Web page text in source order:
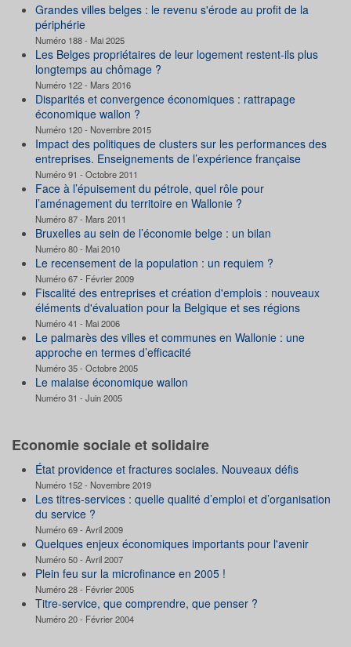
Grandes villes belges : le revenu s'érode au profit de la
périphérie
Numéro 188 - Mai 2025
Les Belges propriétaires de leur logement restent-ils plus
longtemps au chômage ?
Numéro 122 - Mars 2016
Disparités et convergence économiques : rattrapage
économique wallon ?
Numéro 120 - Novembre 2015
Impact des politiques de clusters sur les performances des
entreprises. Enseignements de l’expérience française
Numéro 91 - Octobre 2011
Face à l’épuisement du pétrole, quel rôle pour
l’aménagement du territoire en Wallonie ?
Numéro 87 - Mars 2011
Bruxelles au sein de l’économie belge : un bilan
Numéro 80 - Mai 2010
Le recensement de la population : un requiem ?
Numéro 67 - Février 2009
Fiscalité des entreprises et création d'emplois : nouveaux
éléments d'évaluation pour la Belgique et ses régions
Numéro 41 - Mai 2006
Le palmarès des villes et communes en Wallonie : une
approche en termes d’efficacité
Numéro 35 - Octobre 2005
Le malaise économique wallon
Numéro 31 - Juin 2005
Economie sociale et solidaire
État providence et fractures sociales. Nouveaux défis
Numéro 152 - Novembre 2019
Les titres-services : quelle qualité d’emploi et d’organisation
du service ?
Numéro 69 - Avril 2009
Quelques enjeux économiques importants pour l'avenir
Numéro 50 - Avril 2007
Plein feu sur la microfinance en 2005 !
Numéro 28 - Février 2005
Titre-service, que comprendre, que penser ?
Numéro 20 - Février 2004